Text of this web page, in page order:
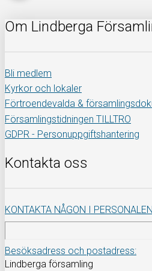
Om Lindberga
Bli medlem
Kyrkor och lokaler
Förtroendevalda &
Församlingstidningen TILLTRO
GDPR - Personuppgiftshantering
Kontakta oss
KONTAKTA NÅGON I PERSONALEN
Besöksadress och postadress:
Lindberga församling